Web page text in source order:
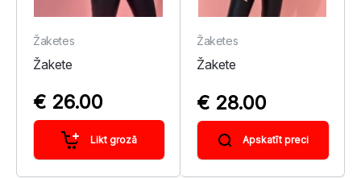
Žaketes
Žakete
€ 26.00
Likt grozā
Žaketes
Žakete
€ 28.00
Apskatīt preci